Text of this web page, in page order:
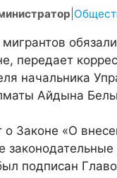
передает
начальника
Айдына
о Законе «О
подписан